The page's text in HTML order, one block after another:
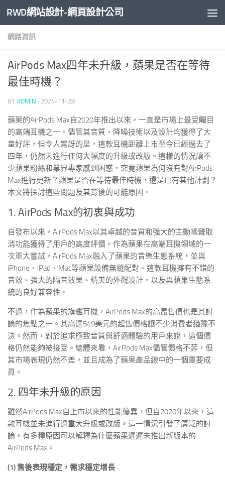
Skip to content
RWD網站設計-網頁設計公司
網路資訊
AirPods Max四年未升級，蘋果是否在等待
最佳時機？
BY ADMIN · 2024-11-28
蘋果的AirPods Max自2020年推出以來，一直是市場上最受矚目
的高端耳機之一。儘管其音質、降噪技術以及設計均獲得了大
量好評，但令人驚訝的是，這款耳機距離上市至今已經過去了
四年，仍然未進行任何大幅度的升級或改版。這樣的情況讓不
少蘋果粉絲和業界專家感到困惑，究竟蘋果為何沒有對AirPods
Max進行更新？蘋果是否在等待最佳時機，還是已有其他計劃？
本文將探討這些問題及其背後的可能原因。
1. AirPods Max的初衷與成功
自發布以來，AirPods Max以其卓越的音質和強大的主動噪聲取
消功能獲得了用戶的高度評價。作為蘋果在高端耳機領域的一
次重大嘗試，AirPods Max融入了蘋果的音樂生態系統，並與
iPhone、iPad、Mac等蘋果設備無縫配對。這款耳機擁有不錯的
音效、強大的隔音效果、精美的外觀設計，以及與蘋果生態系
統的良好兼容性。
不過，作為蘋果的旗艦耳機，AirPods Max的高昂售價也是其討
論的焦點之一。其高達549美元的起售價格讓不少消費者猶豫不
決。然而，對於追求極致音質與舒適體驗的用戶來說，這個價
格仍然能夠被接受。總體來看，AirPods Max儘管價格不菲，但
其市場表現仍然不差，並且成為了蘋果產品線中的一個重要成
員。
2. 四年未升級的原因
雖然AirPods Max自上市以來的性能優異，但自2020年以來，這
款耳機並未進行過重大升級或改版。這一情況引發了廣泛的討
論。有多種原因可以解釋為什麼蘋果遲遲未推出新版本的
AirPods Max。
(1) 售後表現穩定，需求穩定增長